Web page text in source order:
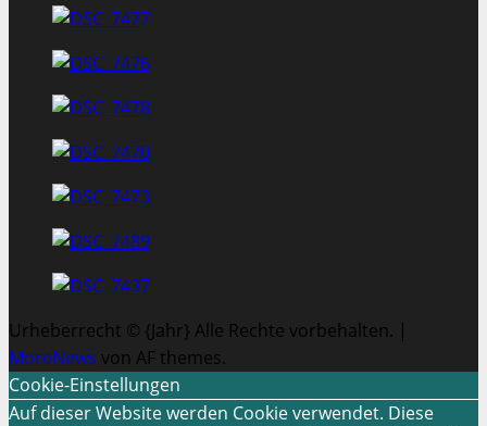
Urheberrecht © {Jahr} Alle Rechte vorbehalten. |
MoreNews von AF themes.
Cookie-Einstellungen
Auf dieser Website werden Cookie verwendet. Diese